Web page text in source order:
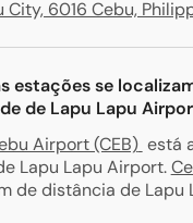
City, 6016 Cebu,
estações se
de Lapu Lapu
Airport (CEB) está
Lapu Lapu Airport.
de distância de Lapu